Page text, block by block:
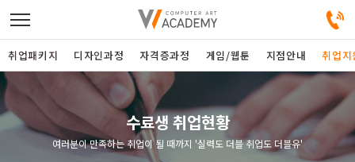
디자인정규과정
디자인단과과정
취업패키지 디자인과정 자격증과정 게임/웹툰 지점안내 취업
수료생 취업현황
여러분이 만족하는 취업이 될 때까지 '실력도 더블 취업도 더블유'